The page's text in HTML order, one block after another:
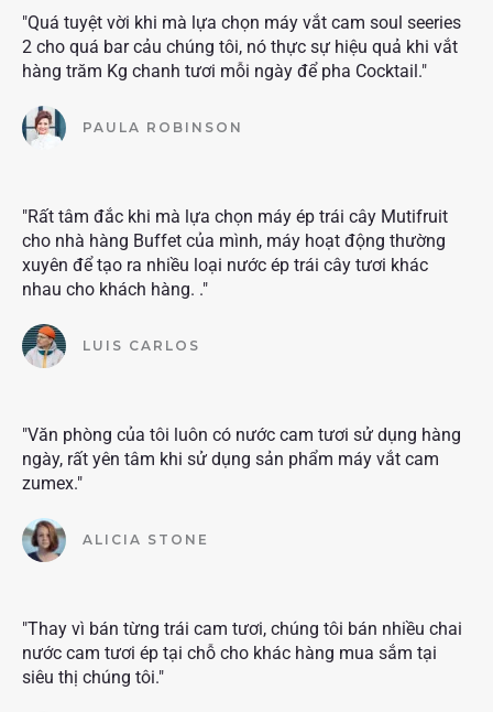
"Quá tuyệt vời khi mà lựa chọn máy vắt cam soul seeries
2 cho quá bar cảu chúng tôi, nó thực sự hiệu quả khi vắt
hàng trăm Kg chanh tươi mỗi ngày để pha Cocktail."
PAULA ROBINSON
"Rất tâm đắc khi mà lựa chọn máy ép trái cây Mutifruit
cho nhà hàng Buffet của mình, máy hoạt động thường
xuyên để tạo ra nhiều loại nước ép trái cây tươi khác
nhau cho khách hàng. ."
LUIS CARLOS
"Văn phòng của tôi luôn có nước cam tươi sử dụng hàng
ngày, rất yên tâm khi sử dụng sản phẩm máy vắt cam
zumex."
ALICIA STONE
"Thay vì bán từng trái cam tươi, chúng tôi bán nhiều chai
nước cam tươi ép tại chỗ cho khác hàng mua sắm tại
siêu thị chúng tôi."